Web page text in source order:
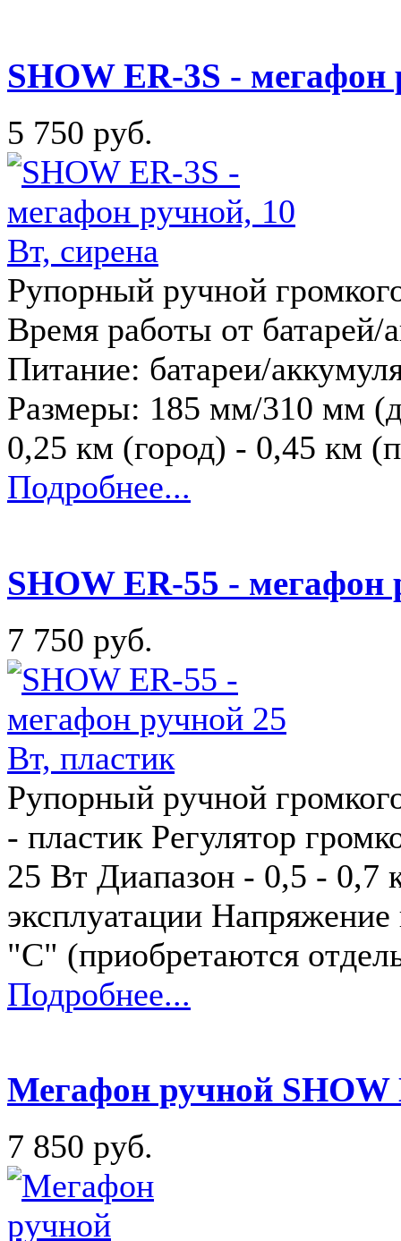
SHOW ER-3S - мегафон
5 750 руб.
Рупорный ручной
Время работы от батарей/
Питание: батареи/
Размеры: 185 мм/310 мм
0,25 км (город) - 0,45 км
Подробнее...
SHOW ER-55 - мегафон
7 750 руб.
Рупорный ручной
- пластик Регулятор
25 Вт Диапазон - 0,5 - 0,7
эксплуатации
"С" (приобретаются
Подробнее...
Мегафон ручной SHOW
7 850 руб.